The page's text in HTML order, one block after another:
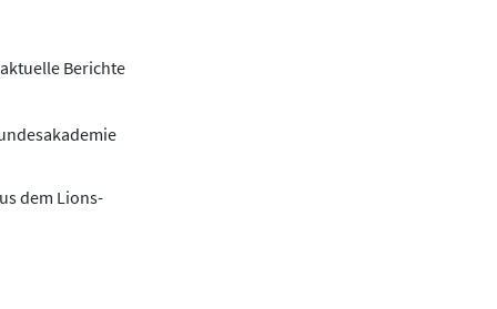
Berichte
dem Lions-